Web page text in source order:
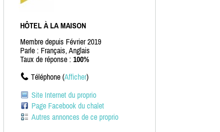
HÔTEL À LA MAISON
Membre depuis Février 2019
Parle : Français, Anglais
Taux de réponse : 100%
Téléphone (Afficher)
Site Internet du proprio
Page Facebook du chalet
Autres annonces de ce proprio